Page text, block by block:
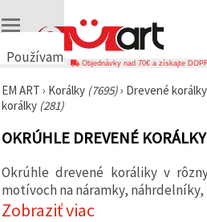
Používame
🍪
Používame
podobné
technológie,
zabezpečili
správne
fungovanie
webovej
Objednávky nad 70€ a získajte
EM ART › Korálky (7695)› Drevené korálky
korálky (281)
OKRÚHLE DREVENÉ KORÁLKY
Okrúhle drevené koráliky v
motívoch na náramky,
Zobraziť viac